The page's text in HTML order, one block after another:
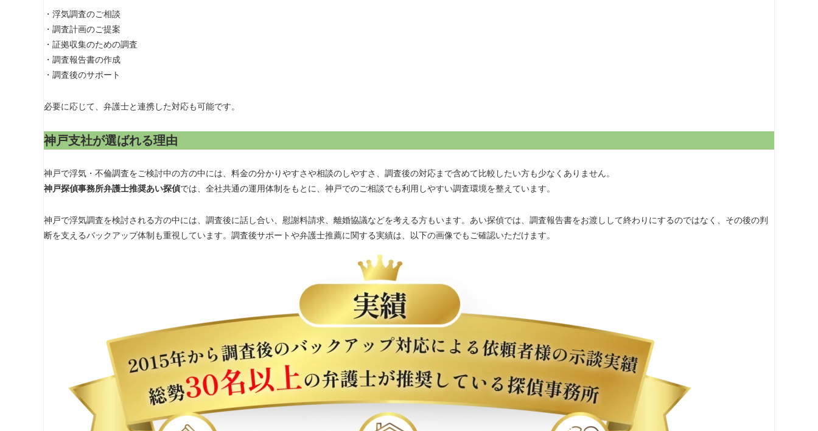
・浮気調査のご相談
・調査計画のご提案
・証拠収集のための調査
・調査報告書の作成
・調査後のサポート
必要に応じて、弁護士と連携した対応も可能です。
神戸支社が選ばれる理由
神戸で浮気・不倫調査をご検討中の方の中には、料金の分かりやすさや相談のしやすさ、調査後の対応まで含めて比較したい方も少なくありません。
神戸探偵事務所弁護士推奨あい探偵では、全社共通の運用体制をもとに、神戸でのご相談でも利用しやすい調査環境を整えています。
神戸で浮気調査を検討される方の中には、調査後に話し合い、慰謝料請求、離婚協議などを考える方もいます。あい探偵では、調査報告書をお渡しして終わりにするのではなく、その後の判
断を支えるバックアップ体制も重視しています。調査後サポートや弁護士推薦に関する実績は、以下の画像でもご確認いただけます。